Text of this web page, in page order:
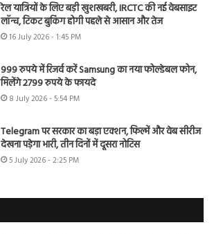
रेल यात्रियों के लिए बड़ी खुशखबरी, IRCTC की नई वेबसाइट
लॉन्च, टिकट बुकिंग होगी पहले से आसान और तेज
16 July 2026 - 1:45 PM
999 रुपये में रिजर्व करें Samsung का नया फोल्डेबल फोन,
मिलेंगे 2799 रुपये के फायदे
8 July 2026 - 5:54 PM
Telegram पर सरकार का बड़ा एक्शन, फिल्में और वेब सीरीज
देखना पड़ेगा भारी, तीन दिनों में दूसरा नोटिस
5 July 2026 - 2:25 PM